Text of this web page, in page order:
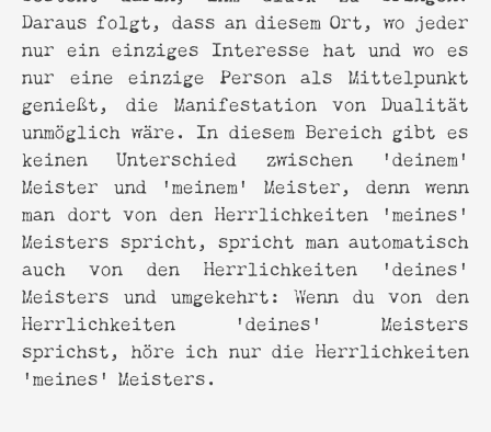
Daraus folgt, dass an diesem Ort, wo jeder
nur ein einziges Interesse hat und wo es
nur eine einzige Person als Mittelpunkt
genießt, die Manifestation von Dualität
unmöglich wäre. In diesem Bereich gibt es
keinen Unterschied zwischen 'deinem'
Meister und 'meinem' Meister, denn wenn
man dort von den Herrlichkeiten 'meines'
Meisters spricht, spricht man automatisch
auch von den Herrlichkeiten 'deines'
Meisters und umgekehrt: Wenn du von den
Herrlichkeiten 'deines' Meisters
sprichst, höre ich nur die Herrlichkeiten
'meines' Meisters.